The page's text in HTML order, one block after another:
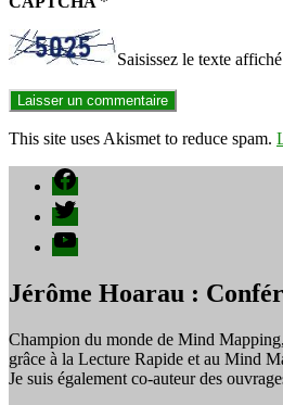
Saisissez le texte
This site uses Akismet to reduce spam.
Facebook
Twitter
YouTube
Jérôme Hoarau :
Champion du monde de Mind
grâce à la Lecture Rapide et au Mind
Je suis également co-auteur des